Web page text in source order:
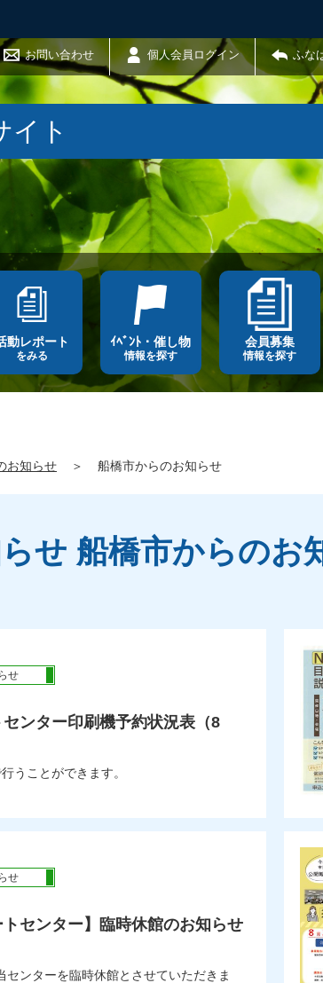
お問い合わせ 個人会員ログイン ふな
イト
動レポート
をみる
ｲﾍﾞﾝﾄ・催し物
情報を探す
会員募集
情報を探す
お知らせ ＞ 船橋市からのお知らせ
せ 船橋市からのお
せ
ンター印刷機予約状況表（8
うことができます。
せ
トセンター】臨時休館のお知らせ
ンターを臨時休館とさせていただきま